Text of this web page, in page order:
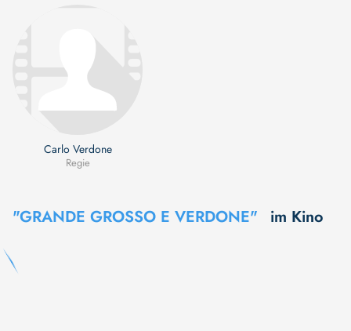
Carlo Verdone
Regie
"GRANDE GROSSO E VERDONE" im Kino